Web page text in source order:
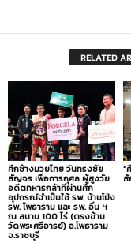
RELATED
ศึกช้างมวยไทย วันทรงชัย
สัญจร เพื่อการกุศล ผู้สูงวัย
อดีตทหารกล้าที่ผ่านศึก
อุปกรณ์จำเป็นใช้ รพ. บ้านโป่ง
รพ. โพธาราม และ รพ. อื่น ฯ
ณ สนาม 100 ไร่ (ตรงข้าม
วัดพระศรีอารย์) อ.โพธาราม
จ.ราชบุรี
“
สั